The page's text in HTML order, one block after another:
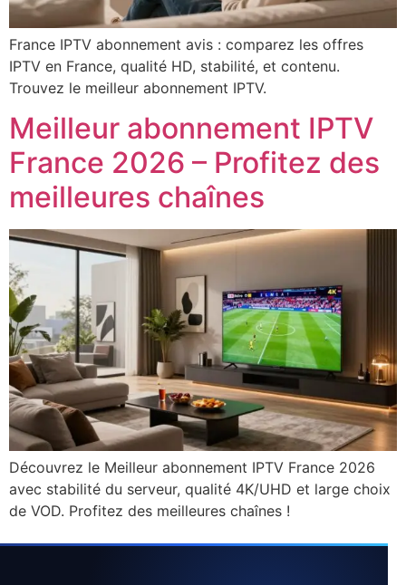
France IPTV abonnement avis : comparez les offres
IPTV en France, qualité HD, stabilité, et contenu.
Trouvez le meilleur abonnement IPTV.
Meilleur abonnement IPTV
France 2026 – Profitez des
meilleures chaînes
Découvrez le Meilleur abonnement IPTV France 2026
avec stabilité du serveur, qualité 4K/UHD et large choix
de VOD. Profitez des meilleures chaînes !